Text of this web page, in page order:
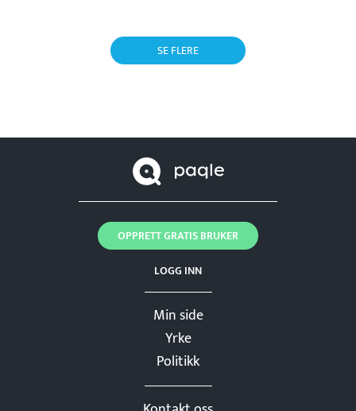
SE FLERE
Min side
Yrke
Politikk
LOGG INN
OPPRETT GRATIS BRUKER